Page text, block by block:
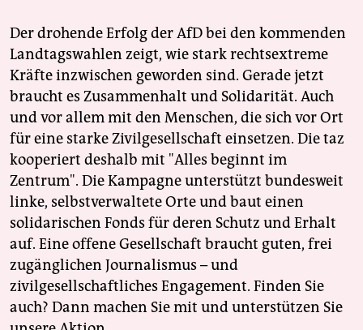
Der drohende Erfolg der AfD bei den kommenden
Landtagswahlen zeigt, wie stark rechtsextreme
Kräfte inzwischen geworden sind. Gerade jetzt
braucht es Zusammenhalt und Solidarität. Auch
und vor allem mit den Menschen, die sich vor Ort
für eine starke Zivilgesellschaft einsetzen. Die taz
kooperiert deshalb mit "Alles beginnt im
Zentrum". Die Kampagne unterstützt bundesweit
linke, selbstverwaltete Orte und baut einen
solidarischen Fonds für deren Schutz und Erhalt
auf. Eine offene Gesellschaft braucht guten, frei
zugänglichen Journalismus – und
zivilgesellschaftliches Engagement. Finden Sie
auch? Dann machen Sie mit und unterstützen Sie